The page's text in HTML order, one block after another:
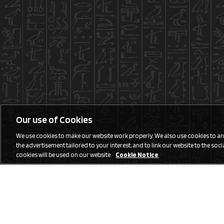
Our use of Cookies
We use cookies to make our website work properly. We also use cookies to
the advertisement tailored to your interest, and to link our website to the
cookies will be used on our website. Cookie Notice